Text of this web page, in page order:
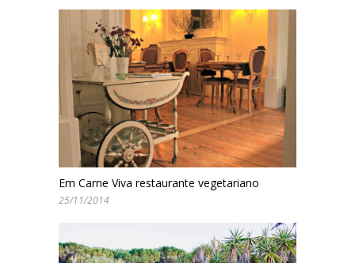
Em Carne Viva restaurante vegetariano
25/11/2014